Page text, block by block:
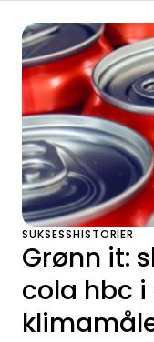
SUKSESSHISTORIER
Grønn it:
cola hbc